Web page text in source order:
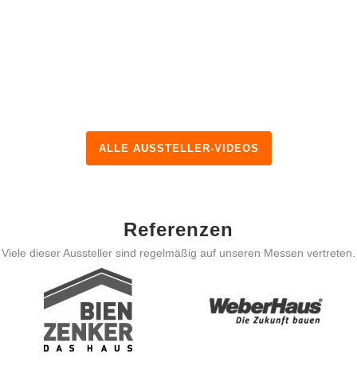
ALLE AUSSTELLER-VIDEOS
Referenzen
Viele dieser Aussteller sind regelmäßig auf unseren Messen vertreten.